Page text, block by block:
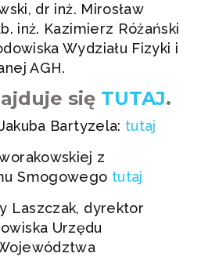
dr inż. Mirosław
inż. Kazimierz Różański
Wydziału Fizyki i
AGH.
się TUTAJ.
Bartyzela: tutaj
z
Smogowego tutaj
Laszczak, dyrektor
Urzędu